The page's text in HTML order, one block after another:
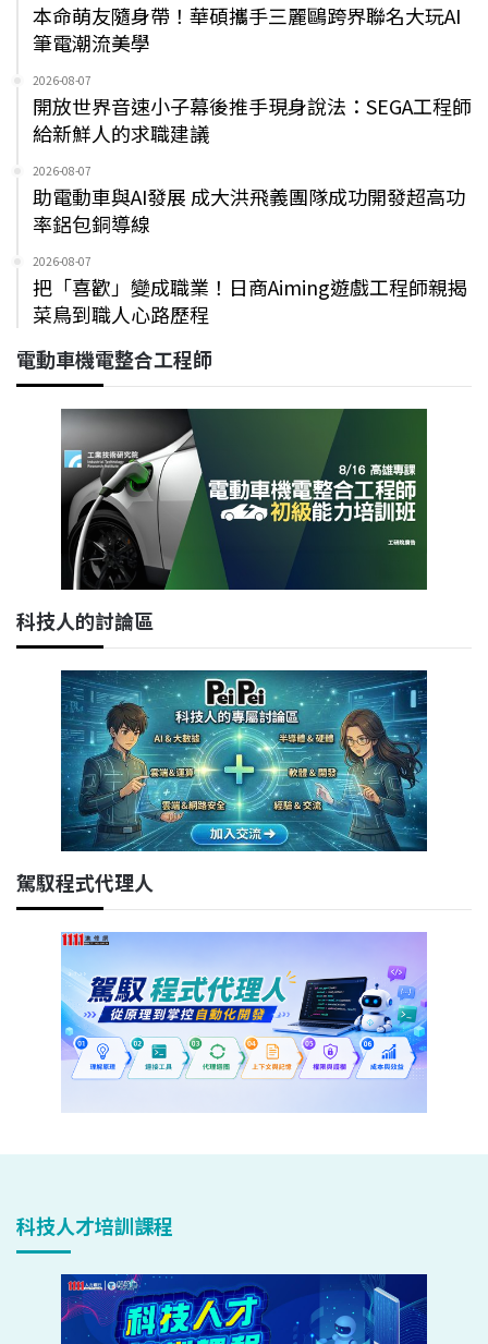
本命萌友隨身帶！華碩攜手三麗鷗跨界聯名大玩AI
筆電潮流美學
2026-08-07
開放世界音速小子幕後推手現身說法：SEGA工程師
給新鮮人的求職建議
2026-08-07
助電動車與AI發展 成大洪飛義團隊成功開發超高功
率鋁包銅導線
2026-08-07
把「喜歡」變成職業！日商Aiming遊戲工程師親揭
菜鳥到職人心路歷程
電動車機電整合工程師
科技人的討論區
駕馭程式代理人
科技人才培訓課程